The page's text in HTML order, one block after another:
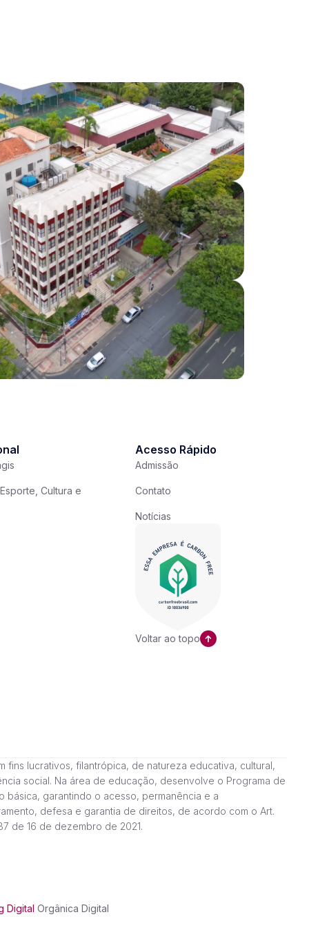
Cultura e
Acesso Rápido
Admissão
Contato
Notícias
Voltar ao topo
fins lucrativos, filantrópica, de natureza educativa, cultural,
social. Na área de educação, desenvolve o Programa de
básica, garantindo o acesso, permanência e a
defesa e garantia de direitos, de acordo com o Art.
de 16 de dezembro de 2021.
Digital Orgânica Digital